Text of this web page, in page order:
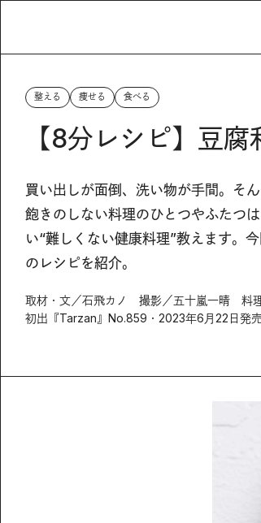
整える 痩せる 食べる
【8分レシピ】豆
買い出しが面倒、洗い物が手間。そ
飽きのしない料理のひとつやふたつ
い“難しくない健康料理”教えます。
のレシピを紹介。
取材・文／石飛カノ 撮影／五十嵐一晴 料
初出『Tarzan』No.859・2023年6月22日発売